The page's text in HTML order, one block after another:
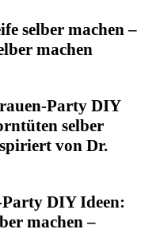
selber machen –
machen
DIY Ideen:
machen –